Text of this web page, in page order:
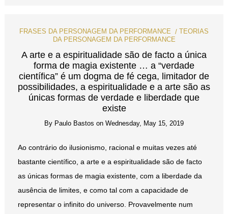
FRASES DA PERSONAGEM DA PERFORMANCE
TEORIAS
DA PERSONAGEM DA PERFORMANCE
A arte e a espiritualidade são de facto a única
forma de magia existente … a “verdade
científica” é um dogma de fé cega, limitador de
possibilidades, a espiritualidade e a arte são as
únicas formas de verdade e liberdade que
existe
By Paulo Bastos on Wednesday, May 15, 2019
Ao contrário do ilusionismo, racional e muitas vezes até
bastante científico, a arte e a espiritualidade são de facto
as únicas formas de magia existente, com a liberdade da
ausência de limites, e como tal com a capacidade de
representar o infinito do universo. Provavelmente num